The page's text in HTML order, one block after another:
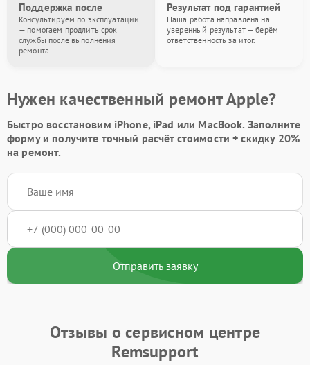
Поддержка после
Консультируем по эксплуатации
— помогаем продлить срок
службы после выполнения
ремонта.
Результат под гарантией
Наша работа направлена на
уверенный результат — берём
ответственность за итог.
Нужен качественный ремонт Apple?
Быстро восстановим iPhone, iPad или MacBook. Заполните
формуи получите точный расчёт стоимости +скидку 20%
на ремонт.
Отправить заявку
Отзывы о сервисном центре
Remsupport